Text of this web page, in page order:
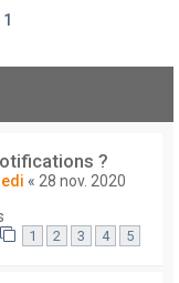
1
?
« 28 nov. 2020
1 2 3 4 5